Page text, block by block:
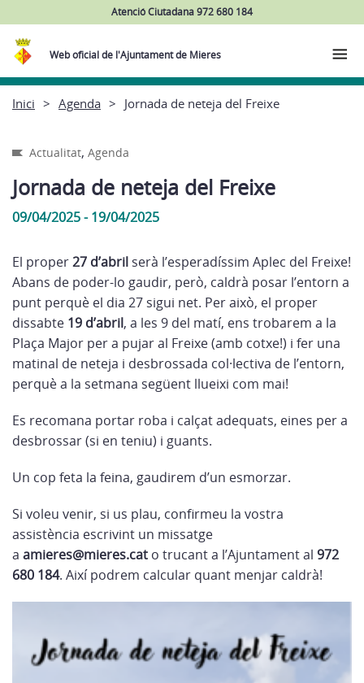
Atenció Ciutadana 972 680 184
Web oficial de l'Ajuntament de Mieres
Inici Agenda Jornada de neteja del Freixe
Actualitat, Agenda
Jornada de neteja del Freixe
09/04/2025 - 19/04/2025
El proper27 d’abril serà l’esperadíssim Aplec del Freixe!
Abans de poder-lo gaudir, però, caldrà posar l’entorn a
punt perquè el dia 27 sigui net. Per això, el proper
dissabte 19 d’abril, a les 9 del matí, ens trobarem a la
Plaça Major per a pujar al Freixe (amb cotxe!) i fer una
matinal de neteja i desbrossada col·lectiva de l’entorn,
perquè a la setmana següent llueixi com mai!
Es recomana portar roba i calçat adequats, eines per a
desbrossar (si en teniu) i guants.
Un cop feta la feina, gaudirem d’un esmorzar.
Si voleu venir, si us plau, confirmeu la vostra
assistència escrivint un missatge
a amieres@mieres.cat o trucant a l’Ajuntament al 972
680 184. Així podrem calcular quant menjar caldrà!